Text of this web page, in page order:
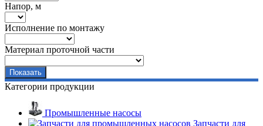
Напор, м
Исполнение по монтажу
Материал проточной части
Категории продукции
Промышленные насосы
Запчасти для